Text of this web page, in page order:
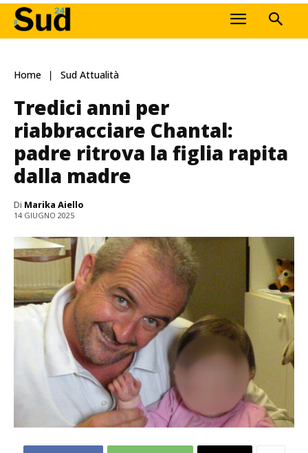
Home Sud Attualità
Tredici anni per
riabbracciare Chantal:
padre ritrova la figlia rapita
dalla madre
Di Marika Aiello
14 GIUGNO 2025